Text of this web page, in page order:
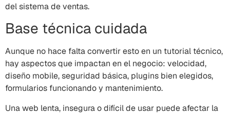
del sistema de ventas.
Base técnica cuidada
Aunque no hace falta convertir esto en un tutorial técnico,
hay aspectos que impactan en el negocio: velocidad,
diseño mobile, seguridad básica, plugins bien elegidos,
formularios funcionando y mantenimiento.
Una web lenta, insegura o difícil de usar puede afectar la